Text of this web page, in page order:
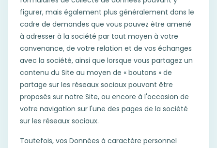
figurer, mais également plus généralement dans le
cadre de demandes que vous pouvez être amené
à adresser à la société par tout moyen à votre
convenance, de votre relation et de vos échanges
avec la société, ainsi que lorsque vous partagez un
contenu du Site au moyen de « boutons » de
partage sur les réseaux sociaux pouvant être
proposés sur notre Site, ou encore à l'occasion de
votre navigation sur l'une des pages de la société
sur les réseaux sociaux.
Toutefois, vos Données à caractère personnel